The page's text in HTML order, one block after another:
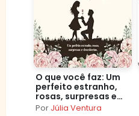
O que você faz: Um
perfeito estranho,
rosas, surpresas e
descobertas
Por Júlia Ventura